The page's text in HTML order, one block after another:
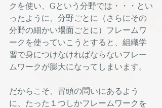
クを使い、Gという分野では・・・とい
ったように、分野ごとに（さらにその
分野の細かい場面ごとに）フレームワ
ークを使っていこうとすると、組織学
習で身につけなければならないフレー
ムワークが膨大になってしまいます。
だからこそ、冒頭の問いにあるよう
に、たった１つしかフレームワークを